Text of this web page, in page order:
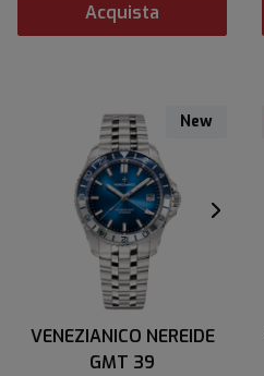
Acquista
New
VENEZIANICO NEREIDE
GMT 39